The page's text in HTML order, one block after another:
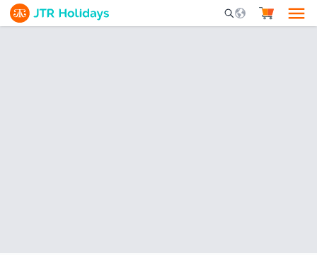
Mobile Search